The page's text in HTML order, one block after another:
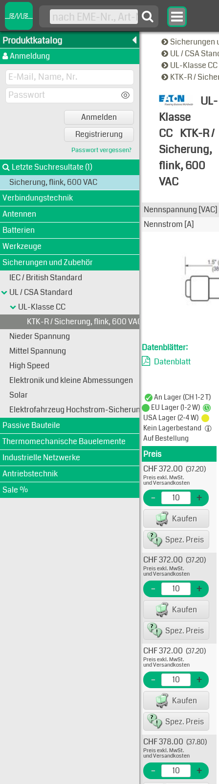
Produktkatalog
Anmeldung
Anmelden
Registrierung
Passwort vergessen?
Letzte Suchresultate (1)
Sicherung, flink, 600 VAC
Verbindungstechnik
Antennen
Batterien
Werkzeuge
Sicherungen und Zubehör
IEC / British Standard
UL / CSA Standard
UL-Klasse CC
KTK-R / Sicherung, flink, 600 VAC
Nieder Spannung
Mittel Spannung
High Speed
Elektronik und kleine Abmessungen
Solar
Elektrofahrzeug Hochstrom-Sicherungen
Passive Bauteile
Thermomechanische Bauelemente
Industrielle Netzwerke
Antriebstechnik
Sale %
Sicherungen
UL / CSA
UL-Klasse CC
KTK-R /
UL-
Klasse
CC KTK-R /
Sicherung,
flink, 600
VAC
Typen-
Nennspannung [VAC]
Nennstrom [A]
Datenblätter:
Datenblatt
An Lager (CH 1-2 T)
EU Lager (1-2 W)
USA Lager (2-4 W)
Kein Lagerbestand
Auf Bestellung
Produkt
Preis
Typ:
EME
CHF 372.00 (37.20)
Preis exkl. MwSt.
und Versandkosten
- +
Kaufen
Spez. Preis
Typ:
KTK-
EME
EAN/
CHF 372.00 (37.20)
Preis exkl. MwSt.
und Versandkosten
- +
Kaufen
Spez. Preis
Typ:
KTK-
EME
EAN/
CHF 372.00 (37.20)
Preis exkl. MwSt.
und Versandkosten
- +
Kaufen
Spez. Preis
Typ:
KTK-
EME
CHF 378.00 (37.80)
Preis exkl. MwSt.
und Versandkosten
- +